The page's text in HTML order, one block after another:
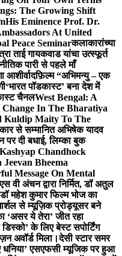
The Growing Shift
His Eminence Prof. Dr.
At United
Peace Seminarकलाकारांच्या
ताई गायकवाड यांचा उत्स्फूर्त
पारी से पहले माँ
आशीर्वादफ़िल्म “अभिमन्यु – एक
‘भारत पॉडकास्ट’ बना देश में
चैनलWest Bengal: A
In The Bharatiya
Kuldip Maity To The
से सम्मानित अभिषेक यादव
पर दी बधाई, लिम्का बुक
Chandhock
Bheema
Message On Mental
वी अंचन द्वारा निर्मित, डॉ अतुल
महेश कुमार फिल्म भोज का
से म्यूज़िक प्रोड्यूसर बने
‘असर ये तेरा’ जीत रहा
के लिए बेस्ट सपोर्टिंग
अवॉर्ड मिला।देसी स्टार समर
ए धनिया’ एसएफसी म्यूजिक पर हुआ